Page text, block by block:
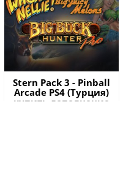
Stern Pack 3 - Pinball
Arcade PS4 (Турция)
купить дополнение